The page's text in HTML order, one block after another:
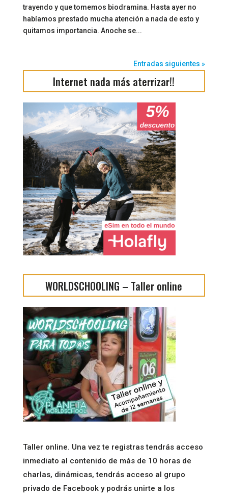
trayendo y que tomemos biodramina. Hasta ayer no
habíamos prestado mucha atención a nada de esto y
quitamos importancia. Anoche se...
Entradas siguientes »
Internet nada más aterrizar!!
WORLDSCHOOLING – Taller online
Taller online. Una vez te registras tendrás acceso
inmediato al contenido de más de 10 horas de
charlas, dinámicas, tendrás acceso al grupo
privado de Facebook y podrás unirte a los